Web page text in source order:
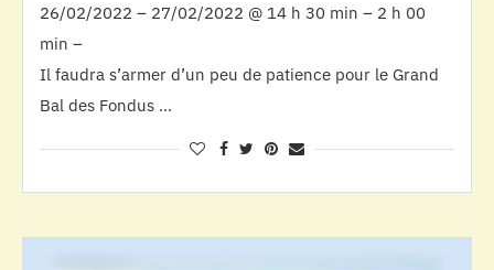
26/02/2022 – 27/02/2022 @ 14 h 30 min – 2 h 00
min –
Il faudra s’armer d’un peu de patience pour le Grand
Bal des Fondus …